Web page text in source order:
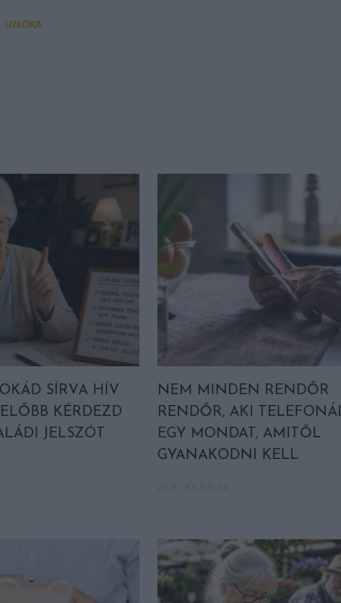
UNOKA
SÍRVA HÍV
KÉRDEZD
JELSZÓT
NEM MINDEN RENDŐR
RENDŐR, AKI
EGY MONDAT, AMITŐL
GYANAKODNI KELL